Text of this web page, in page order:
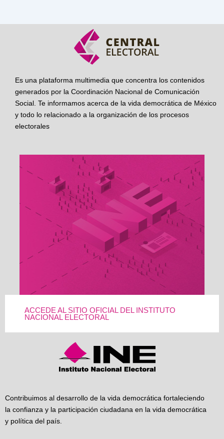
Es una plataforma multimedia que concentra los contenidos
generados por la Coordinación Nacional de Comunicación
Social. Te informamos acerca de la vida democrática de México
y todo lo relacionado a la organización de los procesos
electorales
ACCEDE AL SITIO OFICIAL DEL INSTITUTO
NACIONAL ELECTORAL
Contribuimos al desarrollo de la vida democrática fortaleciendo
la confianza y la participación ciudadana en la vida democrática
y política del país.